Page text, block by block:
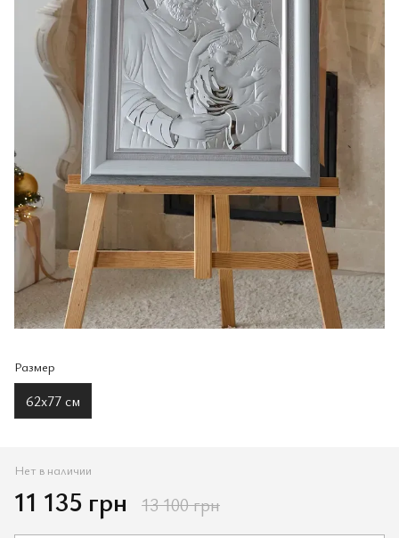
Размер
62х77 см
Нет в наличии
11 135 грн 13 100 грн